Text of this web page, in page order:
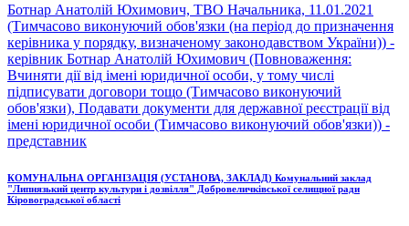
Ботнар Анатолій Юхимович, ТВО Начальника, 11.01.2021
(Тимчасово виконуючий обов'язки (на період до призначення
керівника у порядку, визначеному законодавством України)) -
керівник Ботнар Анатолій Юхимович (Повноваження:
Вчиняти дії від імені юридичної особи, у тому числі
підписувати договори тощо (Тимчасово виконуючий
обов'язки), Подавати документи для державної реєстрації від
імені юридичної особи (Тимчасово виконуючий обов'язки)) -
представник
КОМУНАЛЬНА ОРГАНІЗАЦІЯ (УСТАНОВА, ЗАКЛАД) Комунальний заклад
"Липнязький центр культури і дозвілля" Добровеличківської селищної ради
Кіровоградської області